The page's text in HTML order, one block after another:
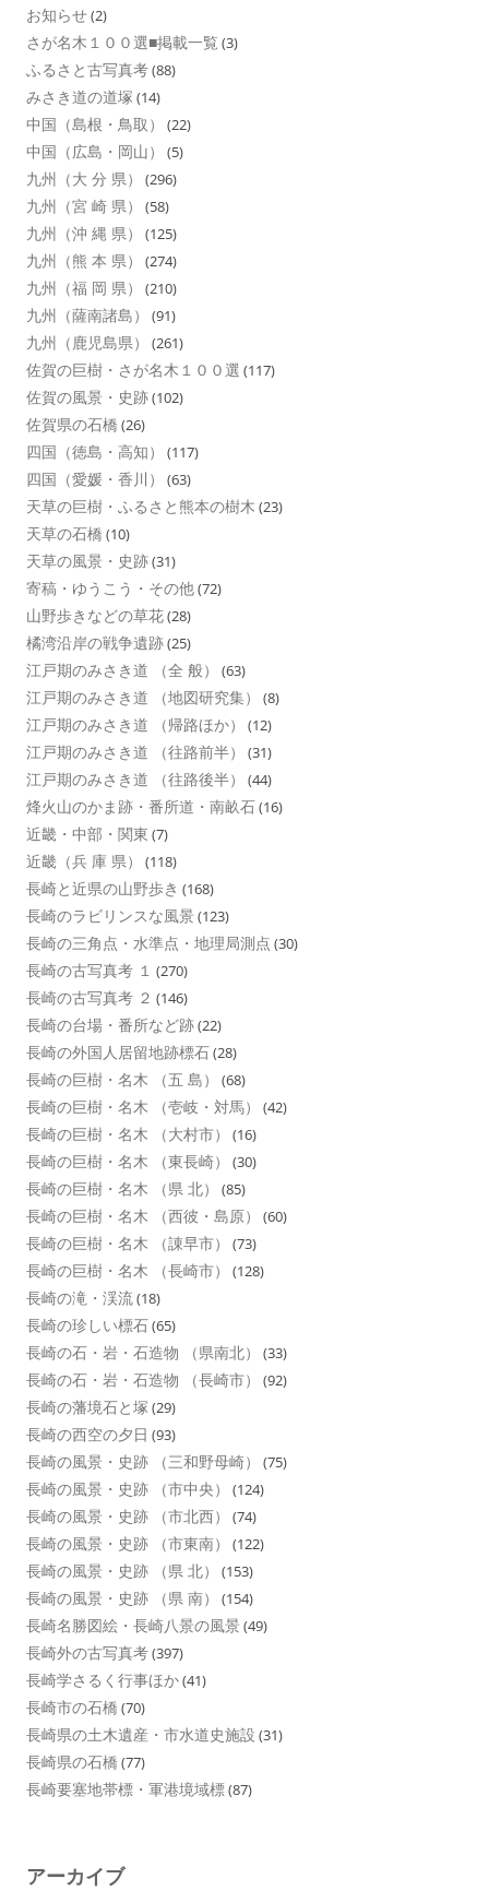
お知らせ(2)
さが名木１００選■掲載一覧 (3)
ふるさと古写真考(88)
みさき道の道塚 (14)
中国（島根・鳥取） (22)
中国（広島・岡山） (5)
九州（大 分 県） (296)
九州（宮 崎 県） (58)
九州（沖 縄 県） (125)
九州（熊 本 県） (274)
九州（福 岡 県） (210)
九州（薩南諸島） (91)
九州（鹿児島県） (261)
佐賀の巨樹・さが名木１００選 (117)
佐賀の風景・史跡(102)
佐賀県の石橋 (26)
四国（徳島・高知） (117)
四国（愛媛・香川） (63)
天草の巨樹・ふるさと熊本の樹木 (23)
天草の石橋 (10)
天草の風景・史跡(31)
寄稿・ゆうこう・その他(72)
山野歩きなどの草花(28)
橘湾沿岸の戦争遺跡(25)
江戸期のみさき道 （全 般） (63)
江戸期のみさき道 （地図研究集） (8)
江戸期のみさき道 （帰路ほか） (12)
江戸期のみさき道 （往路前半） (31)
江戸期のみさき道 （往路後半） (44)
烽火山のかま跡・番所道・南畝石(16)
近畿・中部・関東 (7)
近畿（兵 庫 県） (118)
長崎と近県の山野歩き (168)
長崎のラビリンスな風景 (123)
長崎の三角点・水準点・地理局測点 (30)
長崎の古写真考 １ (270)
長崎の古写真考 ２ (146)
長崎の台場・番所など跡(22)
長崎の外国人居留地跡標石(28)
長崎の巨樹・名木 （五 島） (68)
長崎の巨樹・名木 （壱岐・対馬） (42)
長崎の巨樹・名木 （大村市） (16)
長崎の巨樹・名木 （東長崎） (30)
長崎の巨樹・名木 （県 北） (85)
長崎の巨樹・名木 （西彼・島原） (60)
長崎の巨樹・名木 （諌早市） (73)
長崎の巨樹・名木 （長崎市） (128)
長崎の滝・渓流(18)
長崎の珍しい標石(65)
長崎の石・岩・石造物 （県南北） (33)
長崎の石・岩・石造物 （長崎市） (92)
長崎の藩境石と塚 (29)
長崎の西空の夕日 (93)
長崎の風景・史跡 （三和野母崎） (75)
長崎の風景・史跡 （市中央） (124)
長崎の風景・史跡 （市北西） (74)
長崎の風景・史跡 （市東南） (122)
長崎の風景・史跡 （県 北） (153)
長崎の風景・史跡 （県 南） (154)
長崎名勝図絵・長崎八景の風景 (49)
長崎外の古写真考(397)
長崎学さるく行事ほか(41)
長崎市の石橋 (70)
長崎県の土木遺産・市水道史施設 (31)
長崎県の石橋 (77)
長崎要塞地帯標・軍港境域標(87)
アーカイブ